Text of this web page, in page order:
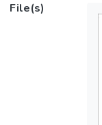
File(s)